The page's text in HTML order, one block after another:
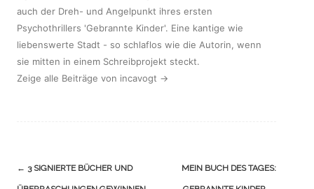
auch der Dreh- und Angelpunkt ihres ersten
Psychothrillers 'Gebrannte Kinder'. Eine kantige wie
liebenswerte Stadt - so schlaflos wie die Autorin, wenn
sie mitten in einem Schreibprojekt steckt.
Zeige alle Beiträge von incavogt →
Navigation
← 3 SIGNIERTE BÜCHER UND MEIN BUCH DES TAGES: